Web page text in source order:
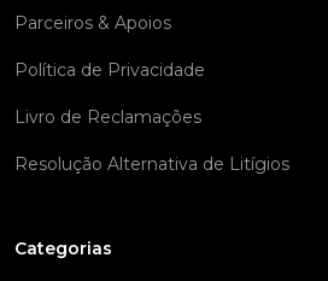
Parceiros & Apoios
Política de Privacidade
Livro de Reclamações
Resolução Alternativa de Litígios
Categorias